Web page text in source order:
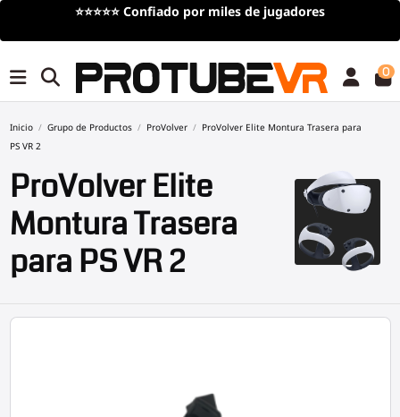
por miles de jugadores Envíogratisen compras
0
Inicio Grupo de Productos ProVolver
ProVolver Elite Montura Trasera para
PS VR 2
ProVolver Elite
Montura Trasera
para PS VR 2